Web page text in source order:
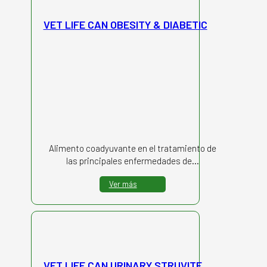
VET LIFE CAN OBESITY & DIABETIC
Alimento coadyuvante en el tratamiento de
las principales enfermedades de…
Ver más